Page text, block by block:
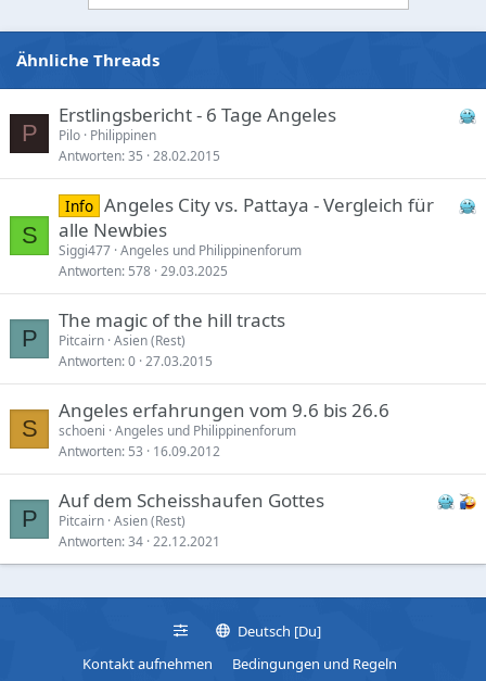
Ähnliche Threads
P
Erstlingsbericht - 6 Tage Angeles
Pilo Philippinen
Antworten 35 28.02.2015
S
Info Angeles City vs. Pattaya - Vergleich für
alle Newbies
Siggi477 Angeles und Philippinenforum
Antworten 578 29.03.2025
P
The magic of the hill tracts
Pitcairn Asien (Rest)
Antworten 0 27.03.2015
S
Angeles erfahrungen vom 9.6 bis 26.6
schoeni Angeles und Philippinenforum
Antworten 53 16.09.2012
P
Auf dem Scheisshaufen Gottes
Pitcairn Asien (Rest)
Antworten 34 22.12.2021
Deutsch [Du]
Kontakt aufnehmen
Bedingungen und Regeln